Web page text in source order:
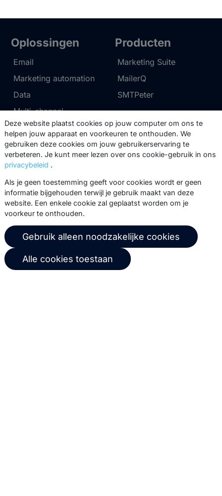
Oplossingen
Email
Marketing automation
Data
Multi-channel
Producten
Marketing Suite
MailerQ
SMTPeter
Tarieven
Marketing Suite tarieven
MailerQ tarieven
Support
Partnernetwerk
Trainingen
Stuur een ticket
Over ons
Copernica-nieuws
Carrière bij Copernica
Copernica BV
De Ruijterkade 112
1011 AB
Deze website plaatst cookies op jouw computer om ons te
helpen jouw apparaat en voorkeuren te onthouden. We
gebruiken deze cookies om jouw gebruikerservaring te
verbeteren. Je kunt meer lezen over ons cookie-gebruik in ons
privacybeleid .
Als je geen toestemming geeft voor cookies wordt er geen
informatie bijgehouden terwijl je gebruik maakt van deze
website. Een enkele cookie zal geplaatst worden om je
voorkeur te onthouden.
Gebruik alleen noodzakelijke cookies
Alle cookies toestaan